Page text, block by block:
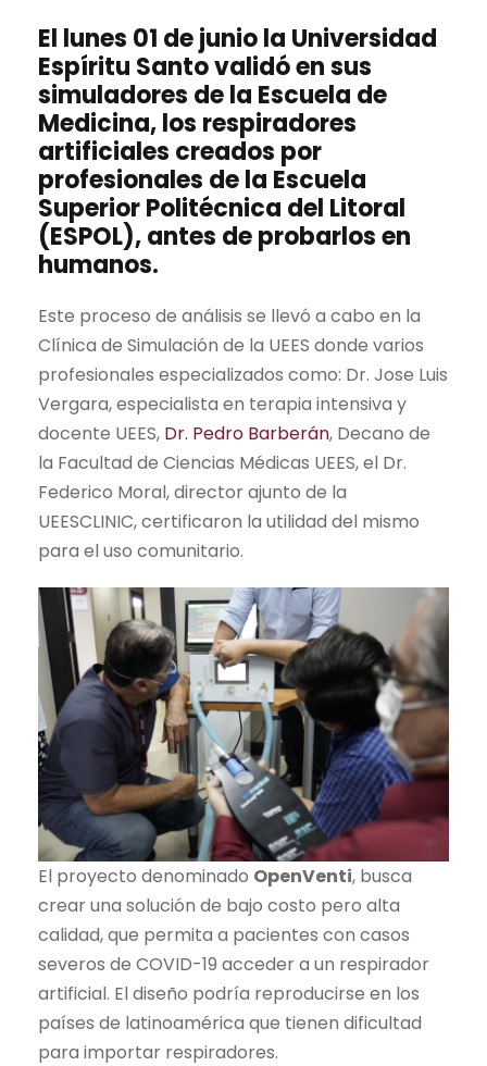
El lunes 01 de junio la Universidad
Espíritu Santo validó en sus
simuladores de la Escuela de
Medicina, los respiradores
artificiales creados por
profesionales de la Escuela
Superior Politécnica del Litoral
(ESPOL), antes de probarlos en
humanos.
Este proceso de análisis se llevó a cabo en la
Clínica de Simulación de la UEES donde varios
profesionales especializados como: Dr. Jose Luis
Vergara, especialista en terapia intensiva y
docente UEES, Dr. Pedro Barberán, Decano de
la Facultad de Ciencias Médicas UEES, el Dr.
Federico Moral, director ajunto de la
UEESCLINIC, certificaron la utilidad del mismo
para el uso comunitario.
El proyecto denominado OpenVenti, busca
crear una solución de bajo costo pero alta
calidad, que permita a pacientes con casos
severos de COVID-19 acceder a un respirador
artificial. El diseño podría reproducirse en los
países de latinoamérica que tienen dificultad
para importar respiradores.